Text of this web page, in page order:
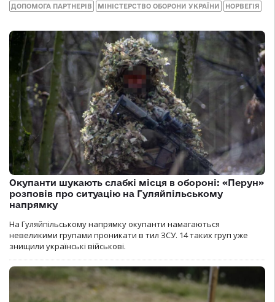
ДОПОМОГА ПАРТНЕРІВ МІНІСТЕРСТВО ОБОРОНИ УКРАЇНИ НОРВЕГІЯ
Окупанти шукають слабкі місця в обороні: «Перун»
розповів про ситуацію на Гуляйпільському
напрямку
На Гуляйпільському напрямку окупанти намагаються
невеликими групами проникати в тил ЗСУ. 14 таких груп уже
знищили українські військові.